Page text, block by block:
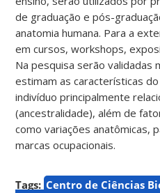
de graduação e pós-
anatomia humana. Para a
em cursos, workshops,
Na pesquisa serão validadas
estimam as características
indivíduo principalmente
(ancestralidade), além de
como variações anatômicas,
marcas ocupacionais.
Tags: Centro de Ciências